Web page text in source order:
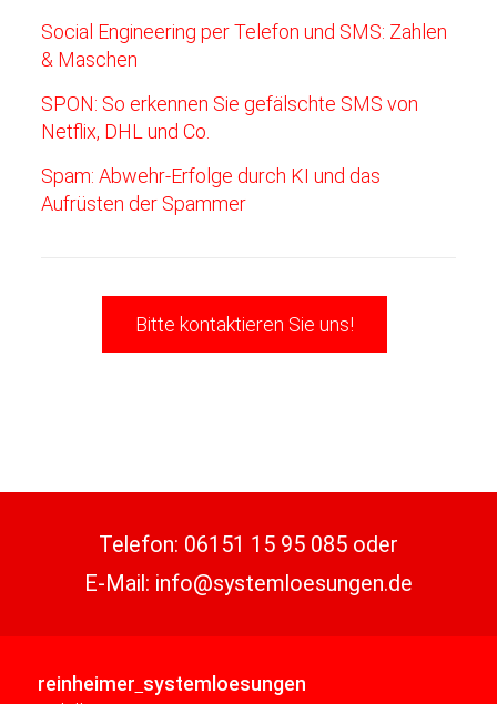
Social Engineering per Telefon und SMS: Zahlen
& Maschen
SPON: So erkennen Sie gefälschte SMS von
Netflix, DHL und Co.
Spam: Abwehr-Erfolge durch KI und das
Aufrüsten der Spammer
Bitte kontaktieren Sie uns!
Telefon: 06151 15 95 085 oder
E-Mail: info@systemloesungen.de
reinheimer systemloesungen